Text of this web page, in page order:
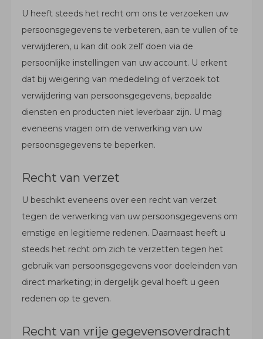
U heeft steeds het recht om ons te verzoeken uw
persoonsgegevens te verbeteren, aan te vullen of te
verwijderen, u kan dit ook zelf doen via de
persoonlijke instellingen van uw account. U erkent
dat bij weigering van mededeling of verzoek tot
verwijdering van persoonsgegevens, bepaalde
diensten en producten niet leverbaar zijn. U mag
eveneens vragen om de verwerking van uw
persoonsgegevens te beperken.
Recht van verzet
U beschikt eveneens over een recht van verzet
tegen de verwerking van uw persoonsgegevens om
ernstige en legitieme redenen. Daarnaast heeft u
steeds het recht om zich te verzetten tegen het
gebruik van persoonsgegevens voor doeleinden van
direct marketing; in dergelijk geval hoeft u geen
redenen op te geven.
Recht van vrije gegevensoverdracht